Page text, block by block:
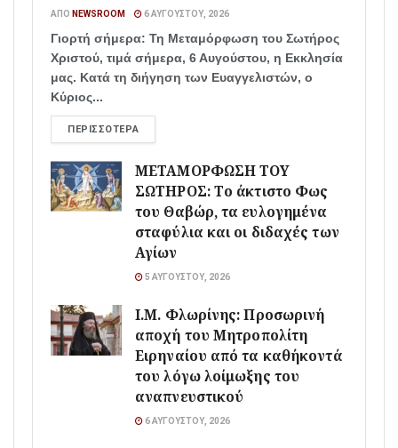
ΑΠΌ NEWSROOM 6 ΑΥΓΟΎΣΤΟΥ, 2026
Γιορτή σήμερα: Τη Μεταμόρφωση του Σωτήρος
Χριστού, τιμά σήμερα, 6 Αυγούστου, η Εκκλησία
μας. Κατά τη διήγηση των Ευαγγελιστών, ο
Κύριος...
ΠΕΡΙΣΣΌΤΕΡΑ
ΜΕΤΑΜΟΡΦΩΣΗ ΤΟΥ
ΣΩΤΗΡΟΣ: Το άκτιστο Φως
του Θαβώρ, τα ευλογημένα
σταφύλια και οι διδαχές των
Αγίων
5 ΑΥΓΟΎΣΤΟΥ, 2026
Ι.Μ. Φλωρίνης: Προσωρινή
αποχή του Μητροπολίτη
Ειρηναίου από τα καθήκοντά
του λόγω λοίμωξης του
αναπνευστικού
6 ΑΥΓΟΎΣΤΟΥ, 2026